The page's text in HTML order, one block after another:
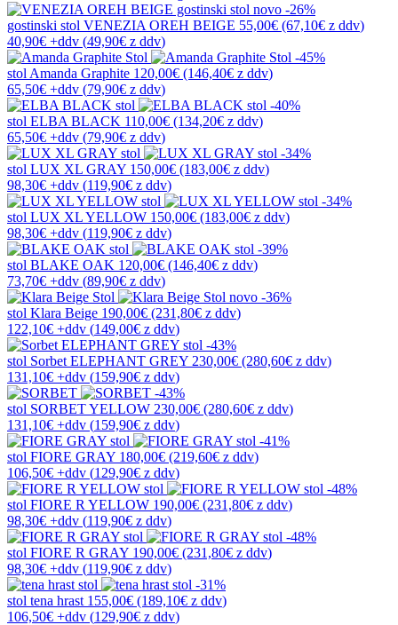
novo -26%
gostinski stol VENEZIA OREH BEIGE 55,00€ (67,10€ z ddv)
40,90€ +ddv (49,90€ z ddv)
-45%
stol Amanda Graphite 120,00€ (146,40€ z ddv)
65,50€ +ddv (79,90€ z ddv)
-40%
stol ELBA BLACK 110,00€ (134,20€ z ddv)
65,50€ +ddv (79,90€ z ddv)
-34%
stol LUX XL GRAY 150,00€ (183,00€ z ddv)
98,30€ +ddv (119,90€ z ddv)
-34%
stol LUX XL YELLOW 150,00€ (183,00€ z ddv)
98,30€ +ddv (119,90€ z ddv)
-39%
stol BLAKE OAK 120,00€ (146,40€ z ddv)
73,70€ +ddv (89,90€ z ddv)
novo -36%
stol Klara Beige 190,00€ (231,80€ z ddv)
122,10€ +ddv (149,00€ z ddv)
-43%
stol Sorbet ELEPHANT GREY 230,00€ (280,60€ z ddv)
131,10€ +ddv (159,90€ z ddv)
-43%
stol SORBET YELLOW 230,00€ (280,60€ z ddv)
131,10€ +ddv (159,90€ z ddv)
-41%
stol FIORE GRAY 180,00€ (219,60€ z ddv)
106,50€ +ddv (129,90€ z ddv)
-48%
stol FIORE R YELLOW 190,00€ (231,80€ z ddv)
98,30€ +ddv (119,90€ z ddv)
-48%
stol FIORE R GRAY 190,00€ (231,80€ z ddv)
98,30€ +ddv (119,90€ z ddv)
-31%
stol tena hrast 155,00€ (189,10€ z ddv)
106,50€ +ddv (129,90€ z ddv)